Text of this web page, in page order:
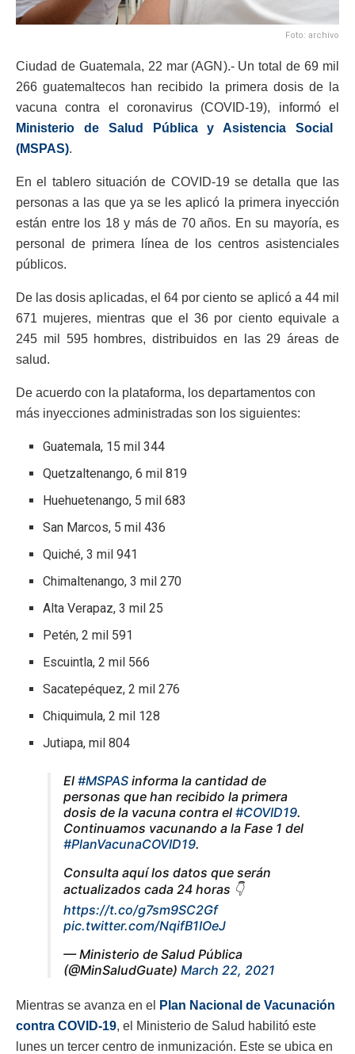
Foto: archivo
Ciudad de Guatemala, 22 mar (AGN).- Un total de 69 mil
266 guatemaltecos han recibido la primera dosis de la
vacuna contra el coronavirus (COVID-19), informó el
Ministerio de Salud Pública y Asistencia Social
(MSPAS).
En el tablero situación de COVID-19 se detalla que las
personas a las que ya se les aplicó la primera inyección
están entre los 18 y más de 70 años. En su mayoría, es
personal de primera línea de los centros asistenciales
públicos.
De las dosis aplicadas, el 64 por ciento se aplicó a 44 mil
671 mujeres, mientras que el 36 por ciento equivale a
245 mil 595 hombres, distribuidos en las 29 áreas de
salud.
De acuerdo con la plataforma, los departamentos con
más inyecciones administradas son los siguientes:
Guatemala, 15 mil 344
Quetzaltenango, 6 mil 819
Huehuetenango, 5 mil 683
San Marcos, 5 mil 436
Quiché, 3 mil 941
Chimaltenango, 3 mil 270
Alta Verapaz, 3 mil 25
Petén, 2 mil 591
Escuintla, 2 mil 566
Sacatepéquez, 2 mil 276
Chiquimula, 2 mil 128
Jutiapa, mil 804
El #MSPAS informa la cantidad de
personas que han recibido la primera
dosis de la vacuna contra el #COVID19.
Continuamos vacunando a la Fase 1 del
#PlanVacunaCOVID19.
Consulta aquí los datos que serán
actualizados cada 24 horas 👇
https://t.co/g7sm9SC2Gf
pic.twitter.com/NqifB1IOeJ
— Ministerio de Salud Pública
(@MinSaludGuate) March 22, 2021
Mientras se avanza en el
Plan Nacional de Vacunación
contra COVID-19, el Ministerio de Salud habilitó este
lunes un tercer centro de inmunización. Este se ubica en